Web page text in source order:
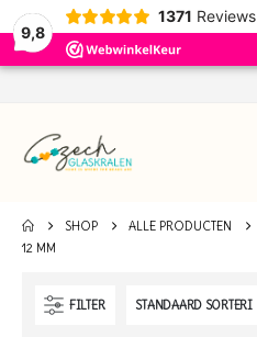
9,8
1371 Reviews
SHOP ALLE PRODUCTEN
12 MM
FILTER